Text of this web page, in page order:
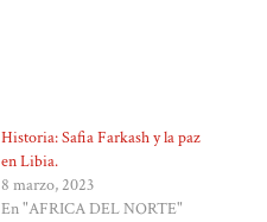
Historia: Safia Farkash y la paz
en Libia.
8 marzo, 2023
En "AFRICA DEL NORTE"